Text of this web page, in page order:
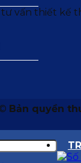
Bản quyền